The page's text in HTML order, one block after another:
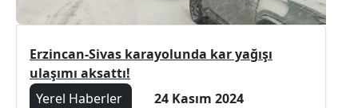
Erzincan-Sivas karayolunda kar yağışı
ulaşımı aksattı!
Yerel Haberler
24 Kasım 2024